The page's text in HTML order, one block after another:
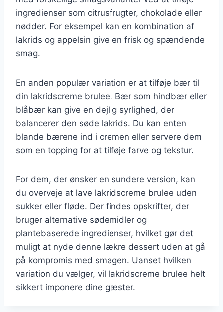
ingredienser som citrusfrugter, chokolade eller
nødder. For eksempel kan en kombination af
lakrids og appelsin give en frisk og spændende
smag.
En anden populær variation er at tilføje bær til
din lakridscreme brulee. Bær som hindbær eller
blåbær kan give en dejlig syrlighed, der
balancerer den søde lakrids. Du kan enten
blande bærene ind i cremen eller servere dem
som en topping for at tilføje farve og tekstur.
For dem, der ønsker en sundere version, kan
du overveje at lave lakridscreme brulee uden
sukker eller fløde. Der findes opskrifter, der
bruger alternative sødemidler og
plantebaserede ingredienser, hvilket gør det
muligt at nyde denne lækre dessert uden at gå
på kompromis med smagen. Uanset hvilken
variation du vælger, vil lakridscreme brulee helt
sikkert imponere dine gæster.